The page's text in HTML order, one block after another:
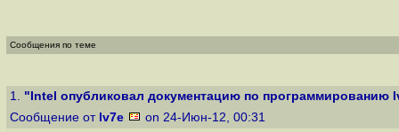
Сообщения по теме
1. "Intel опубликовал документацию по программированию
Сообщение от lv7e on 24-Июн-12, 00:31